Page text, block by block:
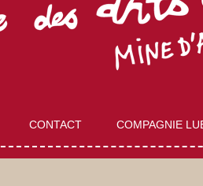
au
contenu
CONTACT COMPAGNIE